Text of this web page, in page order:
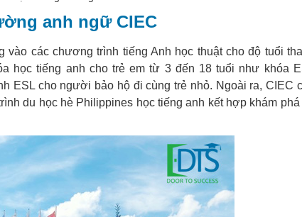
anh ngữ CIEC
vào các chương trình tiếng Anh học thuật cho độ tuổi
học tiếng anh cho trẻ em từ 3 đến 18 tuổi như khóa
ESL cho người bảo hộ đi cùng trẻ nhỏ. Ngoài ra, CIEC
du học hè Philippines học tiếng anh kết hợp khám phá